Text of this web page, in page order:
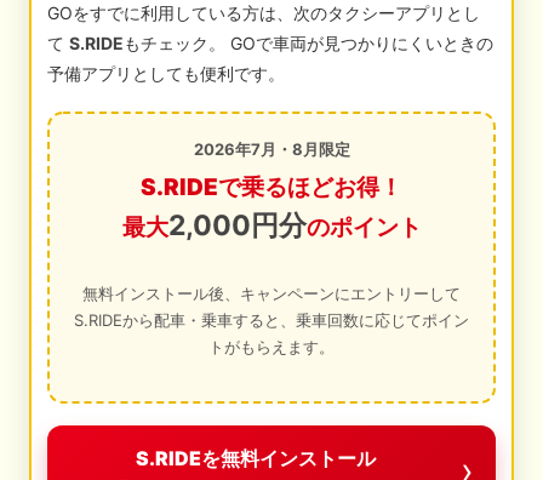
GOをすでに利用している方は、次のタクシーアプリとし
て S.RIDEもチェック。 GOで車両が見つかりにくいときの
予備アプリとしても便利です。
2026年7月・8月限定
S.RIDEで乗るほどお得！
最大2,000円分のポイント
無料インストール後、キャンペーンにエントリーして
S.RIDEから配車・乗車すると、乗車回数に応じてポイン
トがもらえます。
S.RIDEを無料インストール